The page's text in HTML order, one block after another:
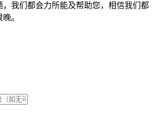
，我们都会力所能及帮助您，相信我们都
。